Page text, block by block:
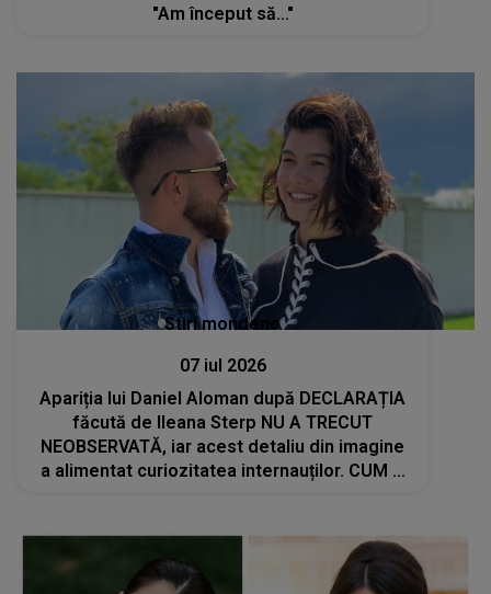
"Am început să..."
Stiri mondene
07 iul 2026
Apariția lui Daniel Aloman după DECLARAȚIA
făcută de Ileana Sterp NU A TRECUT
NEOBSERVATĂ, iar acest detaliu din imagine
a alimentat curiozitatea internauților. CUM A